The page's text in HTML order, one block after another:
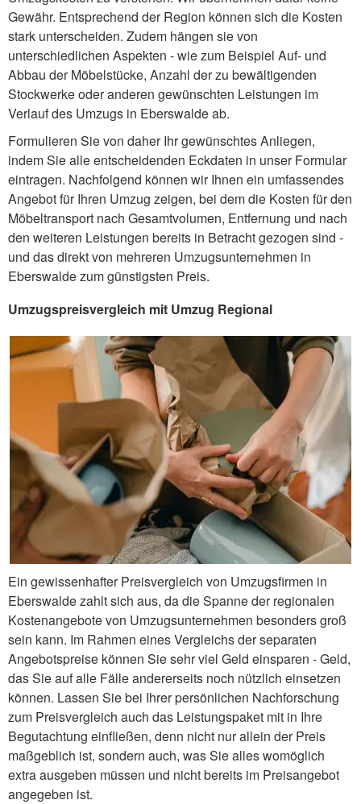
Gewähr. Entsprechend der Region können sich die Kosten
stark unterscheiden. Zudem hängen sie von
unterschiedlichen Aspekten - wie zum Beispiel Auf- und
Abbau der Möbelstücke, Anzahl der zu bewältigenden
Stockwerke oder anderen gewünschten Leistungen im
Verlauf des Umzugs in Eberswalde ab.
Formulieren Sie von daher Ihr gewünschtes Anliegen,
indem Sie alle entscheidenden Eckdaten in unser Formular
eintragen. Nachfolgend können wir Ihnen ein umfassendes
Angebot für Ihren Umzug zeigen, bei dem die Kosten für den
Möbeltransport nach Gesamtvolumen, Entfernung und nach
den weiteren Leistungen bereits in Betracht gezogen sind -
und das direkt von mehreren Umzugsunternehmen in
Eberswalde zum günstigsten Preis.
Umzugspreisvergleich mit Umzug Regional
Ein gewissenhafter Preisvergleich von Umzugsfirmen in
Eberswalde zahlt sich aus, da die Spanne der regionalen
Kostenangebote von Umzugsunternehmen besonders groß
sein kann. Im Rahmen eines Vergleichs der separaten
Angebotspreise können Sie sehr viel Geld einsparen - Geld,
das Sie auf alle Fälle andererseits noch nützlich einsetzen
können. Lassen Sie bei Ihrer persönlichen Nachforschung
zum Preisvergleich auch das Leistungspaket mit in Ihre
Begutachtung einfließen, denn nicht nur allein der Preis
maßgeblich ist, sondern auch, was Sie alles womöglich
extra ausgeben müssen und nicht bereits im Preisangebot
angegeben ist.